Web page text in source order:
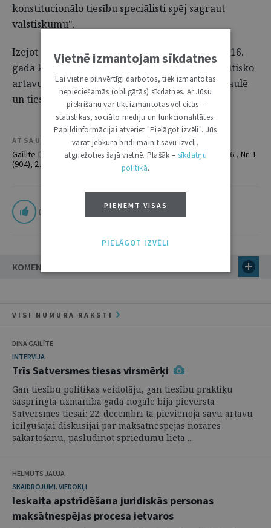
konstitucionālo tiesību speciālisti spēj sagraut
valstiskumu".
Izejot no šīs aksiomas, vēlēsimies pretējo: lai 2016.
gadā konstitucionālās tiesas pievienotu savu būtisko
artavu krīžu un nestabilitātes mazināšanai pasaulē
un tiesiskuma vairošanā!
ATSAUCE UZ ŽURNĀLU
Gailīte D. Konstitucionālās cerības. Jurista Vārds, 05.01.2016., Nr. 1
(904), 2.lpp.
0
KOMENTĀRI
VISI NUMURA RAKSTI
DINA GAILĪTE
INTERVIJA
Trīs Satversmes tiesas virsmērķi
Gan tiesību politikas veidotāju, gan tiesību praktiķu
saspringta uzmanība gada nogalē bija pievērsta
Satversmes tiesai: 22. decembrī tā pievienoja savu artavu
ieilgušajai diskusijai par maksātnespējas nozares
sakārtošanu, pasludinot spriedumu lietā ...
HELMUTS JAUJA
SKAIDROJUMI. VIEDOKĻI
Ieskaita apstrīdēšana juridiskās personas
maksātnespējas procesa ietvaros
Vietnē izmantojam sīkdatnes
Lai vietne pilnvērtīgi darbotos, tiek izmantotas
nepieciešamās (obligātās) sīkdatnes. Ar Jūsu
piekrišanu var tikt izmantotas vēl citas –
statistikas, sociālo mediju un funkcionalitātes.
Papildinformācijai atveriet "Pielāgot izvēli". Jūs
varat jebkurā brīdī mainīt savu izvēli,
atgriežoties šajā vietnē. Plašāk – sīkdatņu
politikā.
PIEŅEMT VISAS
PIELĀGOT IZVĒLI